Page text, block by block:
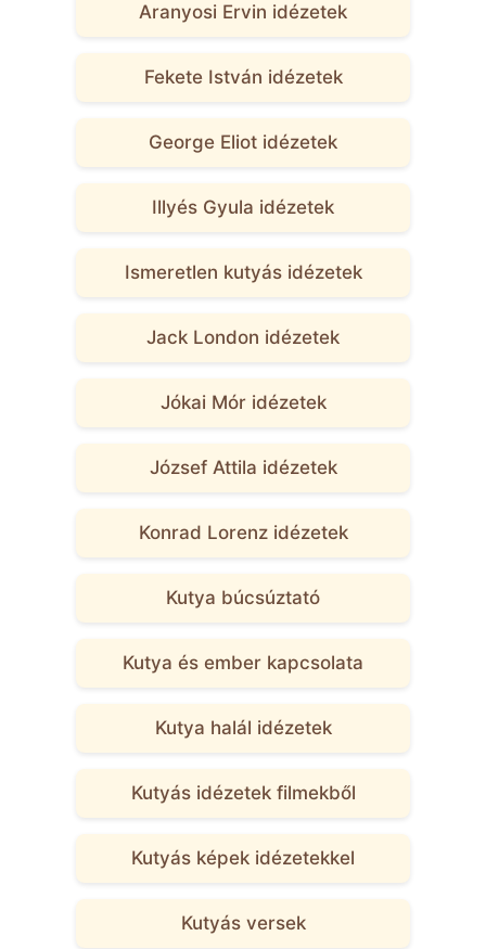
Aranyosi Ervin idézetek
Fekete István idézetek
George Eliot idézetek
Illyés Gyula idézetek
Ismeretlen kutyás idézetek
Jack London idézetek
Jókai Mór idézetek
József Attila idézetek
Konrad Lorenz idézetek
Kutya búcsúztató
Kutya és ember kapcsolata
Kutya halál idézetek
Kutyás idézetek filmekből
Kutyás képek idézetekkel
Kutyás versek